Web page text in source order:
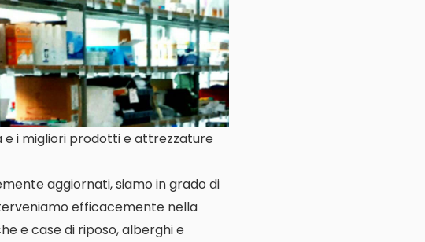
e i migliori prodotti e attrezzature
aggiornati, siamo in grado di
efficacemente nella
e case di riposo, alberghi e